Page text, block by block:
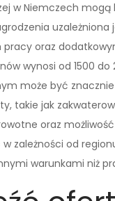
w Niemczech
pracy oraz
wynosi od 1500
może być
takie jak
oraz
w zależności od
warunkami niż